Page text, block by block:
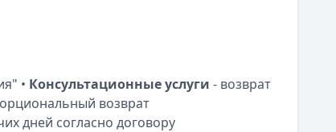
• Консультационные услуги - возврат
возврат
дней согласно договору